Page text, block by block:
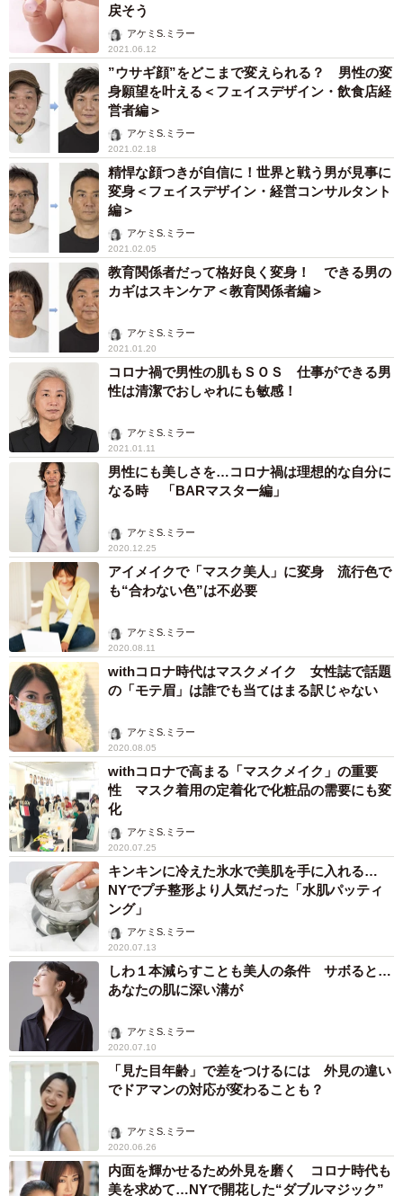
戻そう
アケミS.ミラー
2021.06.12
”ウサギ顔”をどこまで変えられる？ 男性の変
身願望を叶える＜フェイスデザイン・飲食店経
営者編＞
アケミS.ミラー
2021.02.18
精悍な顔つきが自信に！世界と戦う男が見事に
変身＜フェイスデザイン・経営コンサルタント
編＞
アケミS.ミラー
2021.02.05
教育関係者だって格好良く変身！ できる男の
カギはスキンケア＜教育関係者編＞
アケミS.ミラー
2021.01.20
コロナ禍で男性の肌もＳＯＳ 仕事ができる男
性は清潔でおしゃれにも敏感！
アケミS.ミラー
2021.01.11
男性にも美しさを…コロナ禍は理想的な自分に
なる時 「BARマスター編」
アケミS.ミラー
2020.12.25
アイメイクで「マスク美人」に変身 流行色で
も“合わない色”は不必要
アケミS.ミラー
2020.08.11
withコロナ時代はマスクメイク 女性誌で話題
の「モテ眉」は誰でも当てはまる訳じゃない
アケミS.ミラー
2020.08.05
withコロナで高まる「マスクメイク」の重要
性 マスク着用の定着化で化粧品の需要にも変
化
アケミS.ミラー
2020.07.25
キンキンに冷えた氷水で美肌を手に入れる…
NYでプチ整形より人気だった「水肌パッティ
ング」
アケミS.ミラー
2020.07.13
しわ１本減らすことも美人の条件 サボると…
あなたの肌に深い溝が
アケミS.ミラー
2020.07.10
「見た目年齢」で差をつけるには 外見の違い
でドアマンの対応が変わることも？
アケミS.ミラー
2020.06.26
内面を輝かせるため外見を磨く コロナ時代も
美を求めて…NYで開花した“ダブルマジック”